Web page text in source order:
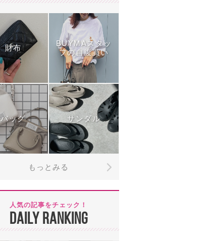
財布
BUYMAスタッ
フの自腹買い
バッグ サンダル
もっとみる
人気の記事をチェック！
DAILY RANKING